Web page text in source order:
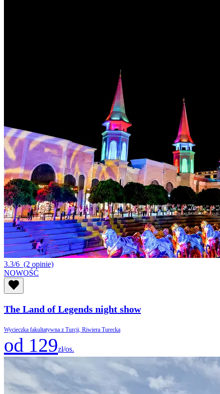
3.3/6 (2 opinie)
NOWOŚĆ
The Land of Legends night show
Wycieczka fakultatywna z Turcji, Riwiera Turecka
od 129zł/os.